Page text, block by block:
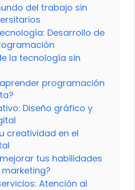
del trabajo sin
Desarrollo de
la tecnología sin
programación
Diseño gráfico y
creatividad en el
tus habilidades
Atención al